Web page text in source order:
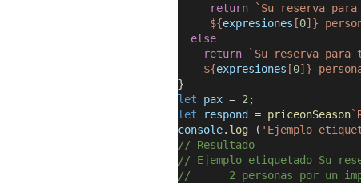
return `Su reserva
${expresiones [0]}
else
return `Su reserva para
${expresiones [0]}
}
let
pax = 2 ;
let
respond = priceonSeason
console. log ( 'Ejemplo
// Resultado
// Ejemplo etiquetado Su
//      2 personas por un